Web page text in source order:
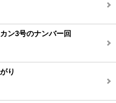
ン3号のナンバー回
り